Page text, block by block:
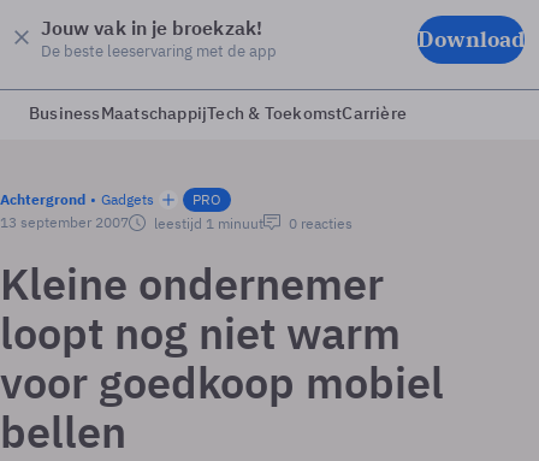
Jouw vak in je broekzak!
De beste leeservaring met de app Download
BusinessMaatschappijTech & ToekomstCarrière
Achtergrond Gadgets
PRO
13 september 2007
leestijd 1 minuut 0 reacties
Kleine ondernemer
loopt nog niet warm
voor goedkoop mobiel
bellen